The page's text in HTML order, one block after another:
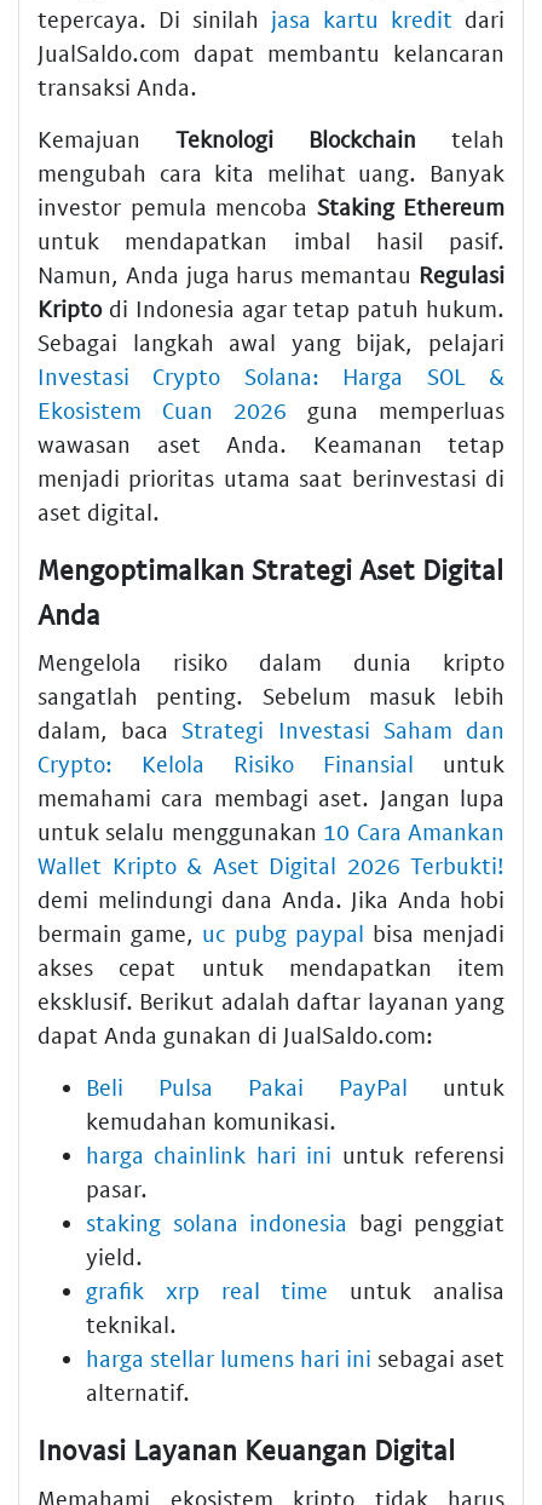
tepercaya. Di sinilah jasa kartu kredit dari
JualSaldo.com dapat membantu kelancaran
transaksi Anda.
Kemajuan Teknologi Blockchain telah
mengubah cara kita melihat uang. Banyak
investor pemula mencoba Staking Ethereum
untuk mendapatkan imbal hasil pasif.
Namun, Anda juga harus memantau Regulasi
Kriptodi Indonesia agar tetap patuh hukum.
Sebagai langkah awal yang bijak, pelajari
Investasi Crypto Solana: Harga SOL &
Ekosistem Cuan 2026 guna memperluas
wawasan aset Anda. Keamanan tetap
menjadi prioritas utama saat berinvestasi di
aset digital.
Mengoptimalkan Strategi Aset Digital
Anda
Mengelola risiko dalam dunia kripto
sangatlah penting. Sebelum masuk lebih
dalam, bacaStrategi Investasi Saham dan
Crypto: Kelola Risiko Finansial untuk
memahami cara membagi aset. Jangan lupa
untuk selalu menggunakan 10 Cara Amankan
Wallet Kripto & Aset Digital 2026 Terbukti!
demi melindungi dana Anda. Jika Anda hobi
bermain game, uc pubg paypal bisa menjadi
akses cepat untuk mendapatkan item
eksklusif. Berikut adalah daftar layanan yang
dapat Anda gunakan di JualSaldo.com:
Beli Pulsa Pakai PayPal untuk
kemudahan komunikasi.
harga chainlink hari ini untuk referensi
pasar.
staking solana indonesia bagi penggiat
yield.
grafik xrp real time untuk analisa
teknikal.
harga stellar lumens hari ini sebagai aset
alternatif.
Inovasi Layanan Keuangan Digital
Memahami ekosistem kripto tidak harus